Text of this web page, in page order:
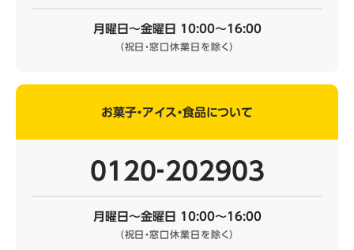
月曜日～金曜日 10:00～16:00
（祝日・窓口休業日を除く）
お菓子・アイス・食品について
0120‐202903
月曜日～金曜日 10:00～16:00
（祝日・窓口休業日を除く）